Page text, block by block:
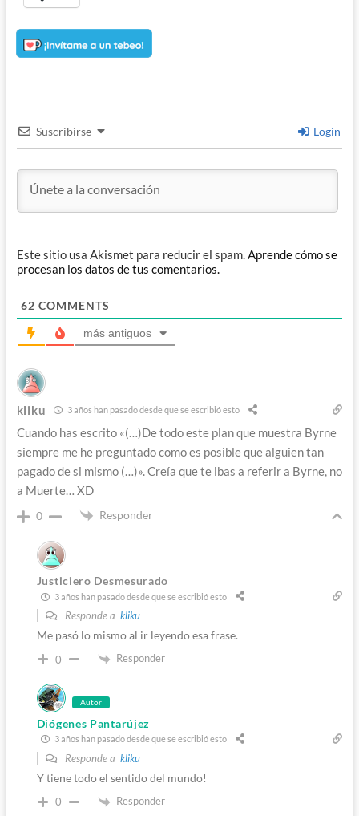
Suscribirse Login
Este sitio usa Akismet para reducir el spam.Aprende cómo se
procesan los datos de tus comentarios.
62 COMMENTS
más antiguos
kliku 3 años han pasado desde que se escribió esto
Cuando has escrito «(…)De todo este plan que muestra Byrne
siempre me he preguntado como es posible que alguien tan
pagado de si mismo (…)». Creía que te ibas a referir a Byrne, no
a Muerte… XD
0 Responder
Justiciero Desmesurado
3 años han pasado desde que se escribió esto
Responde a kliku
Me pasó lo mismo al ir leyendo esa frase.
0 Responder
Autor
Diógenes Pantarújez
3 años han pasado desde que se escribió esto
Responde a kliku
Y tiene todo el sentido del mundo!
0 Responder